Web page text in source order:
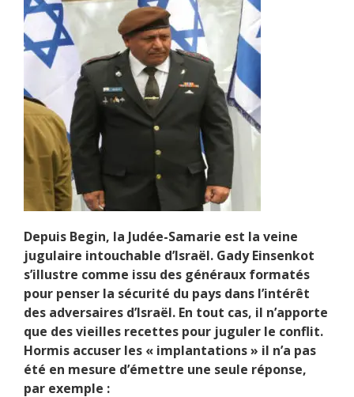
Depuis Begin, la Judée-Samarie est la veine
jugulaire intouchable d’Israël. Gady Einsenkot
s’illustre comme issu des généraux formatés
pour penser la sécurité du pays dans l’intérêt
des adversaires d’Israël. En tout cas, il n’apporte
que des vieilles recettes pour juguler le conflit.
Hormis accuser les « implantations » il n’a pas
été en mesure d’émettre une seule réponse,
par exemple :